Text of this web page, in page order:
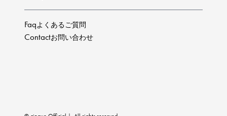
Faqよくあるご質問
Contactお問い合わせ